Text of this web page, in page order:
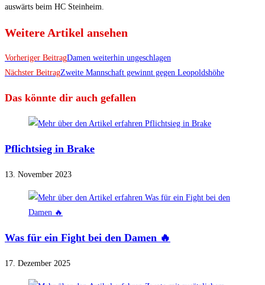
auswärts beim HC Steinheim.
Weitere Artikel ansehen
Vorheriger BeitragDamen weiterhin ungeschlagen
Nächster BeitragZweite Mannschaft gewinnt gegen Leopoldshöhe
Das könnte dir auch gefallen
Pflichtsieg in Brake
13. November 2023
Was für ein Fight bei den Damen 🔥
17. Dezember 2025